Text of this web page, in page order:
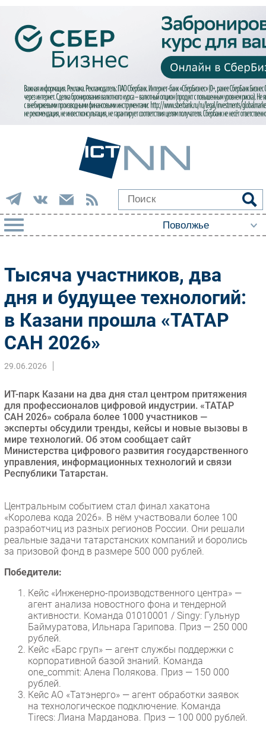
Импорто­замещение
Автоматизация Промышленности
Интернет
Фиксированная связь
Интеграция
Маркетинг
Торговые сети
Оборудование
ПО
Outsourcing
Финансы
Web
Безопасность
Гаджеты
Здоровье
РАЗДЕЛЫ
Новости
Аналитика
Интервью
Мероприятия
Тысяча участников, два
дня и будущее технологий:
в Казани прошла «ТАТАР
САН 2026»
29.06.2026
ИТ-парк Казани на два дня стал центром притяжения
для профессионалов цифровой индустрии. «ТАТАР
САН 2026» собрала более 1000 участников —
эксперты обсудили тренды, кейсы и новые вызовы в
мире технологий. Об этом сообщает сайт
Министерства цифрового развития государственного
управления, информационных технологий и связи
Республики Татарстан.
Центральным событием стал финал хакатона
«Королева кода 2026». В нём участвовали более 100
разработчиц из разных регионов России. Они решали
реальные задачи татарстанских компаний и боролись
за призовой фонд в размере 500 000 рублей.
Победители:
Кейс «Инженерно-производственного центра» —
агент анализа новостного фона и тендерной
активности. Команда 01010001 / Singy: Гульнур
Баймуратова, Ильнара Гарипова. Приз — 250 000
рублей.
Кейс «Барс груп» — агент службы поддержки с
корпоративной базой знаний. Команда
one_commit: Алена Полякова. Приз — 150 000
рублей.
Кейс АО «Татэнерго» — агент обработки заявок
на технологическое подключение. Команда
Tirecs: Лиана Марданова. Приз — 100 000 рублей.